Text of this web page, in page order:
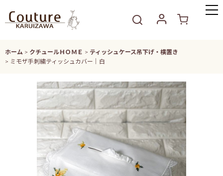
ホーム > クチュールＨＯＭＥ > ティッシュケース吊下げ・横置き
> ミモザ手刺繍ティッシュカバー｜白